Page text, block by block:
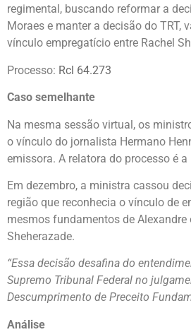
regimental, buscando reformar a
Moraes e manter a decisão do TRT,
vínculo empregatício entre Rachel
Processo: Rcl 64.273
Caso semelhante
Na mesma sessão virtual, os
o vínculo do jornalista Hermano
emissora. A relatora do processo é
Em dezembro, a ministra cassou
região que reconhecia o vínculo de
mesmos fundamentos de Alexandre
Sheherazade.
“Essa decisão desafina do
Supremo Tribunal Federal no
Descumprimento de Preceito
Análise